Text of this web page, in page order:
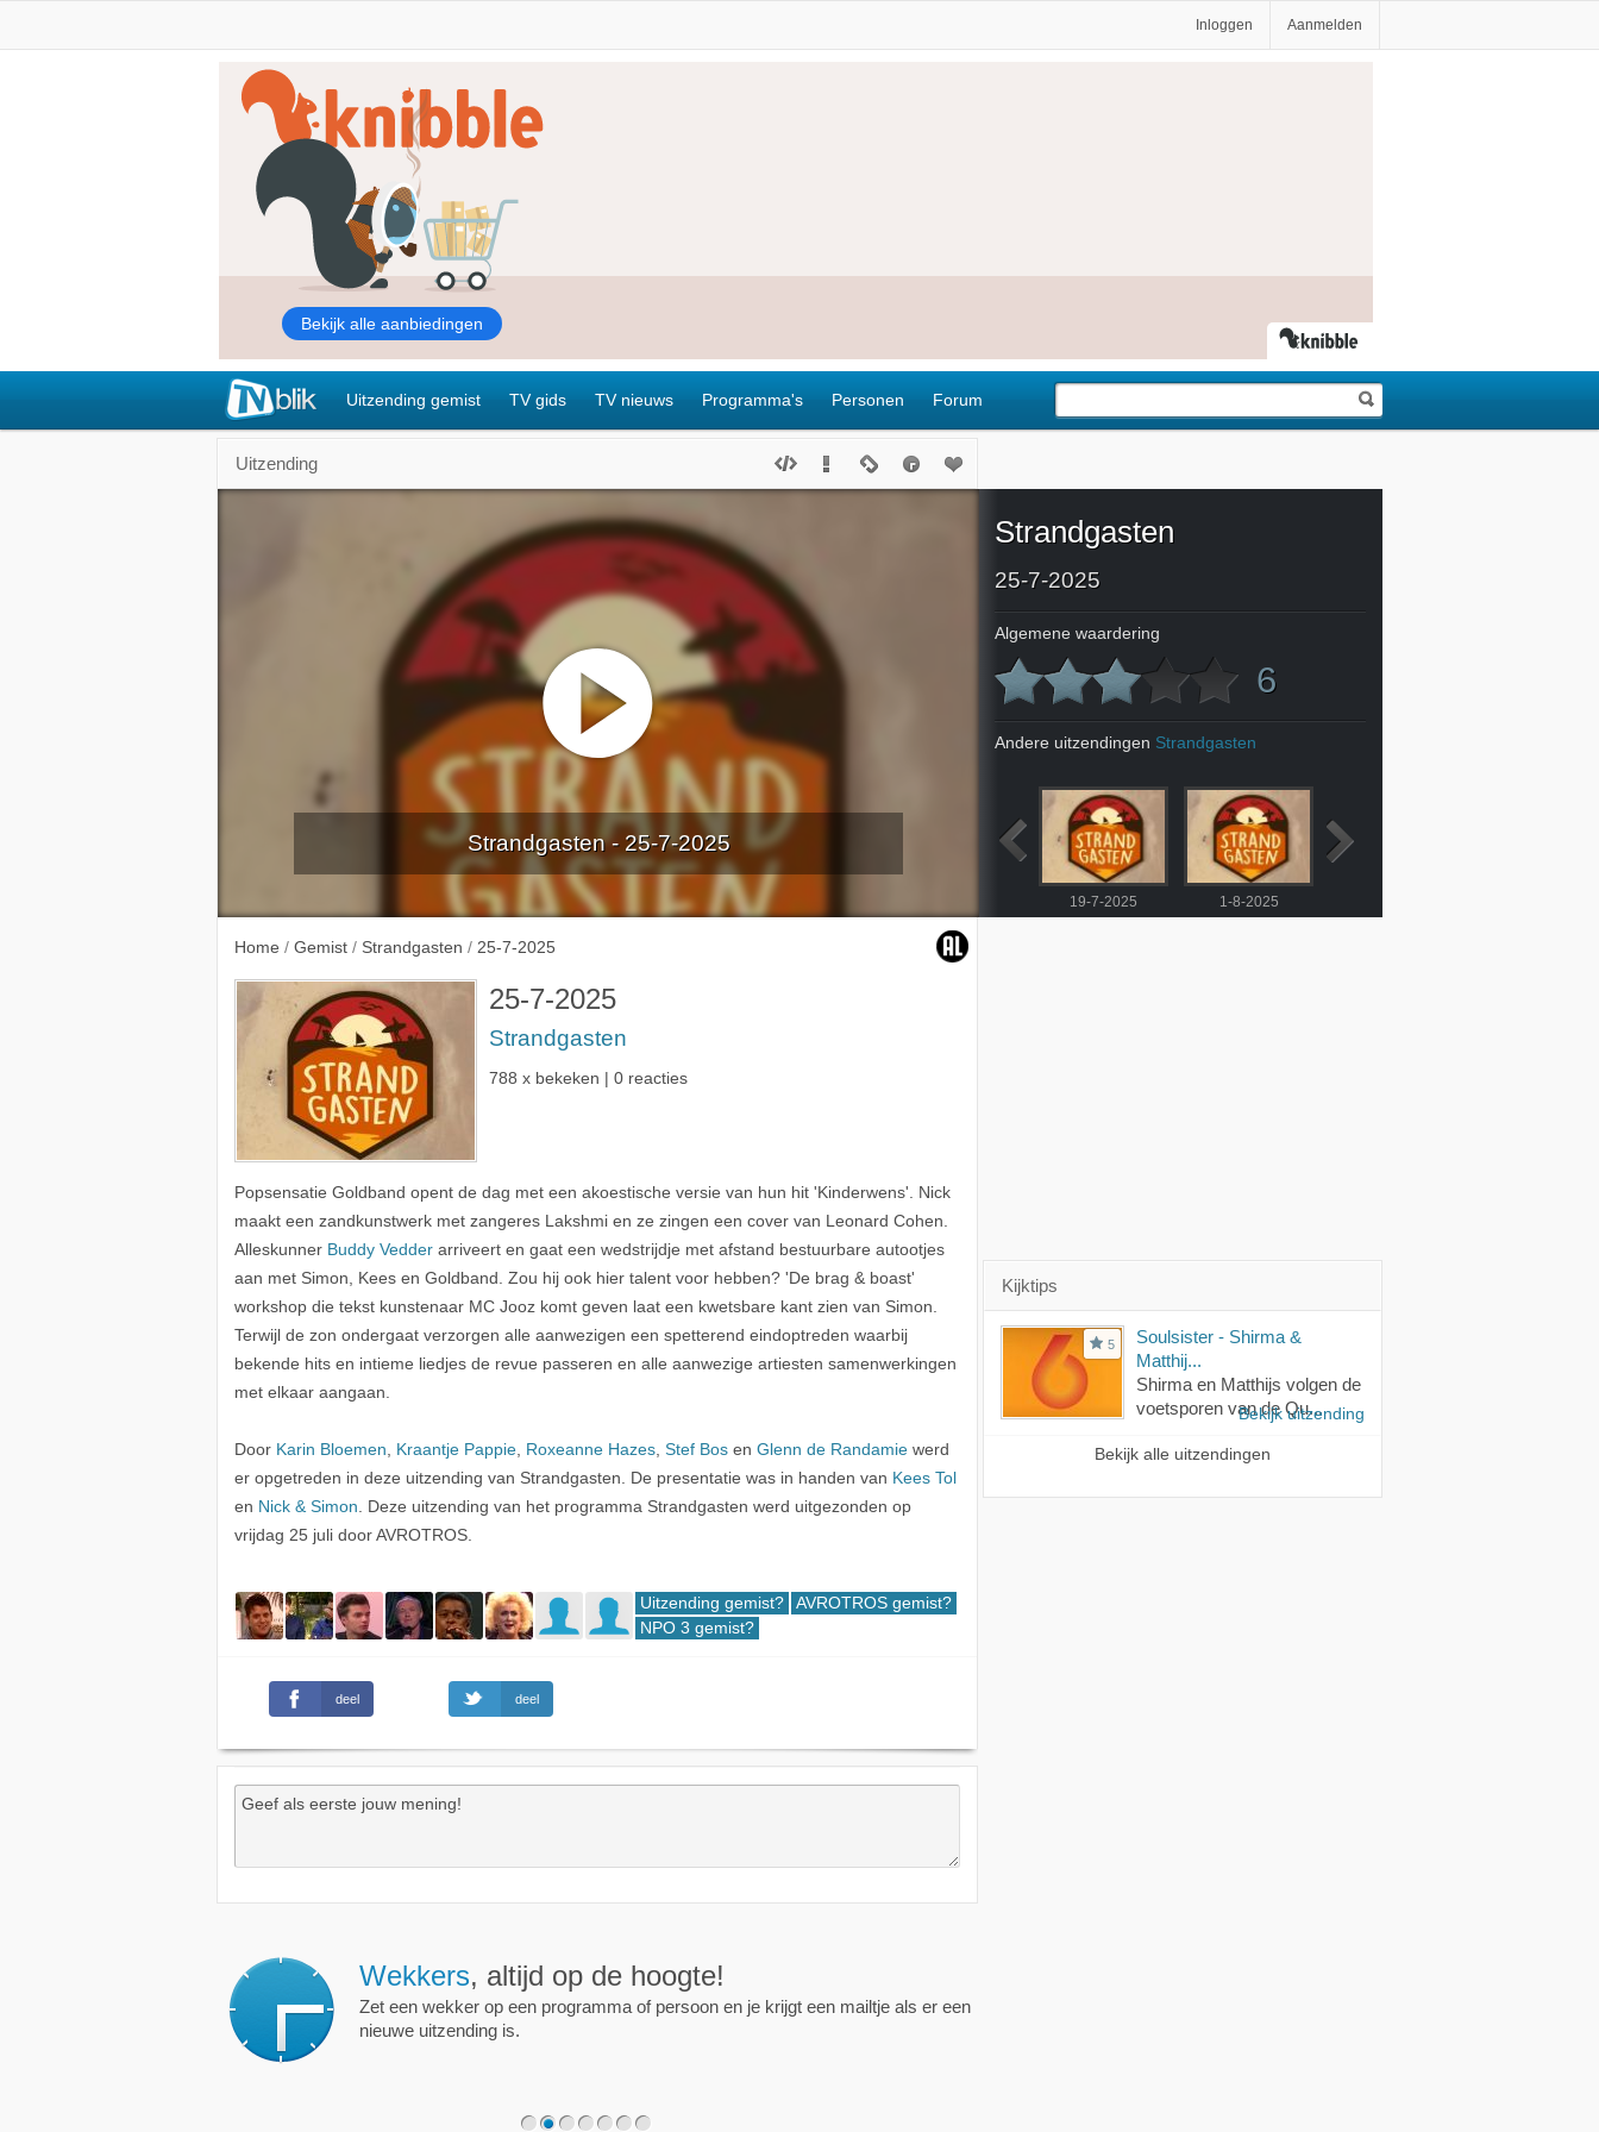
Inloggen Aanmelden
Uitzending gemist TV gids TV nieuws Programma's Personen Forum
Uitzending
Strandgasten - 25-7-2025
Home / Gemist / Strandgasten / 25-7-2025
25-7-2025
Strandgasten
788 x bekeken | 0 reacties
Popsensatie Goldband opent de dag met een akoestische versie van hun hit 'Kinderwens'. Nick
maakt een zandkunstwerk met zangeres Lakshmi en ze zingen een cover van Leonard Cohen.
Alleskunner Buddy Vedder arriveert en gaat een wedstrijdje met afstand bestuurbare autootjes
aan met Simon, Kees en Goldband. Zou hij ook hier talent voor hebben? 'De brag & boast'
workshop die tekst kunstenaar MC Jooz komt geven laat een kwetsbare kant zien van Simon.
Terwijl de zon ondergaat verzorgen alle aanwezigen een spetterend eindoptreden waarbij
bekende hits en intieme liedjes de revue passeren en alle aanwezige artiesten samenwerkingen
met elkaar aangaan.
Door Karin Bloemen Kraantje Pappie Roxeanne Hazes Stef Bos en Glenn de Randamie werd
er opgetreden in deze uitzending van Strandgasten. De presentatie was in handen van Kees Tol
en Nick & Simon . Deze uitzending van het programma Strandgasten werd uitgezonden op
vrijdag 25 juli door AVROTROS.
Uitzending gemist?
AVROTROS gemist?
NPO 3 gemist?
deel deel
Strandgasten
25-7-2025
Algemene waardering
6
Andere uitzendingen Strandgasten
5-4-2023 4-7-2025 19-7-2025 1-8-2025
Kijktips
5
Soulsister - Shirma &
Matthij...
Shirma en Matthijs volgen de
voetsporen van de Qu...
Bekijk uitzending
Bekijk alle uitzendingen
Wekkers, altijd op de hoogte!
Zet een wekker op een programma of persoon en je krijgt een mailtje als er een
nieuwe uitzending is.